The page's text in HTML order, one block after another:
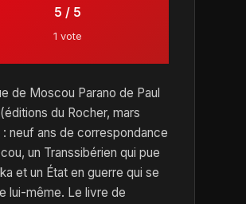
5 / 5
1 vote
de Moscou Parano de Paul
du Rocher, mars
neuf ans de correspondance
un Transsibérien qui pue
et un État en guerre qui se
lui-même. Le livre de